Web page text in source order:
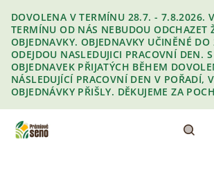
obsah
DOVOLENA V TERMÍNU 28.7. - 7.8.2026.
TERMÍNU OD NÁS NEBUDOU ODCHAZET
OBJEDNAVKY. OBJEDNAVKY UČINĚNÉ
ODEJDOU NASLEDUJICI PRACOVNÍ DEN.
OBJEDNAVEK PŘIJATÝCH BĚHEM
NÁSLEDUJÍCÍ PRACOVNÍ DEN V POŘADÍ,
OBJEDNÁVKY PŘIŠLY. DĚKUJEME ZA